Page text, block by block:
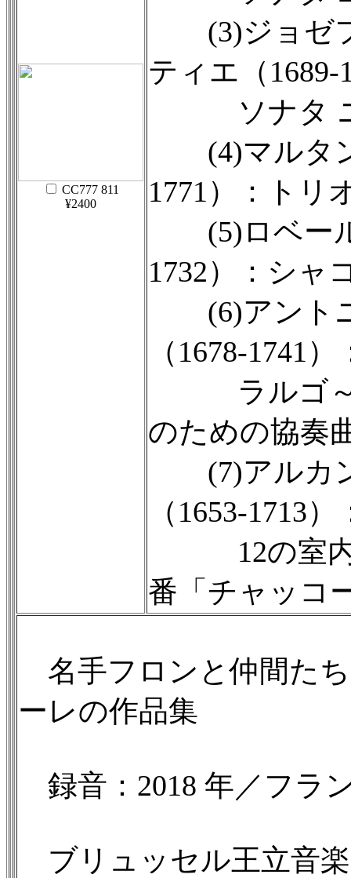
CC777 811
¥2400
(3)ジョゼフ
ティエ（1689-
ソナタ
(4)マルタン
1771）：トリ
(5)ロベール
1732）：シャ
(6)アントニ
（1678-1741）
ラルゴ～2
のための協奏
(7)アルカン
（1653-1713）
12の室内
番「チャッコ
名手フロンと仲間た
ーレの作品集
録音：2018 年／フラ
ブリュッセル王立音